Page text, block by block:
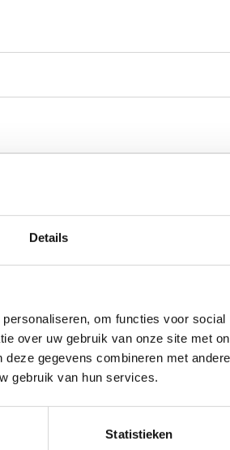
Details
om functies voor
over uw gebruik van onze site met
gegevens combineren met
gebruik van hun services.
Statistieken